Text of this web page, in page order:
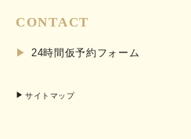
CONTACT
24時間仮予約フォーム
サイトマップ